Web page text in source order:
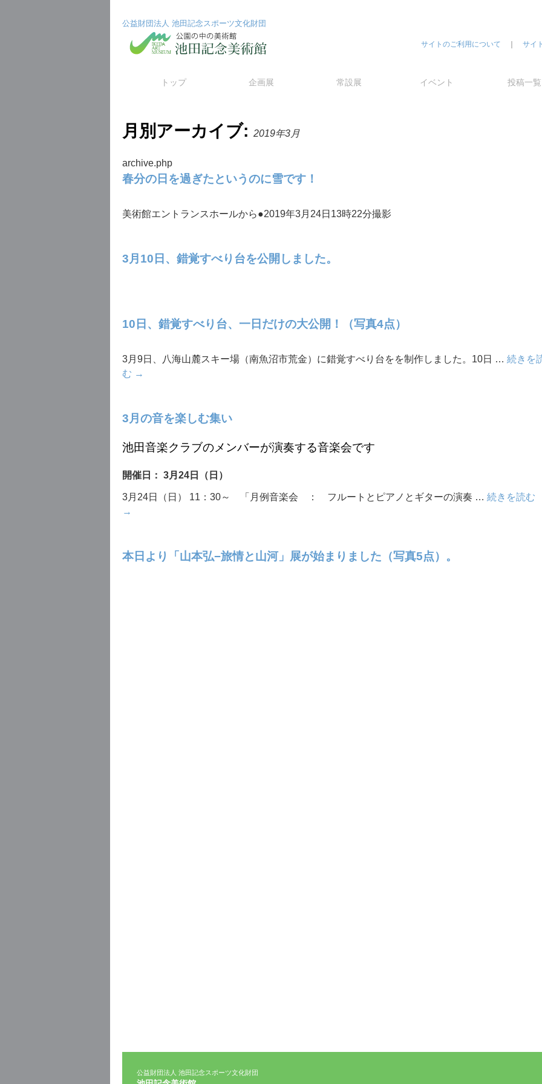
公益財団法人 池田記念スポーツ文化財団
サイトのご利用について サイ
テ
ツ
ス
ッ
トップ 企画展 常設展 イベント 投稿一覧
月別アーカイブ: 2019年3月
archive.php
春分の日を過ぎたというのに雪です！
美術館エントランスホールから●2019年3月24日13時22分撮影
3月10日、錯覚すべり台を公開しました。
10日、錯覚すべり台、一日だけの大公開！（写真4点）
3月9日、八海山麓スキー場（南魚沼市荒金）に錯覚すべり台をを制作しました。10日 … 続きを
む →
3月の音を楽しむ集い
池田音楽クラブのメンバーが演奏する音楽会です
開催日： 3月24日（日）
3月24日（日） 11：30～ 「月例音楽会 ： フルートとピアノとギターの演奏 … 続きを読む
→
本日より「山本弘−旅情と山河」展が始まりました（写真5点）。
公益財団法人 池田記念スポーツ文化財団